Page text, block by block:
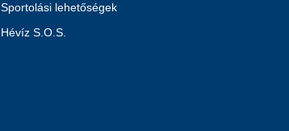
Sportolási lehetőségek
Hévíz S.O.S.